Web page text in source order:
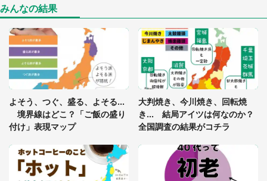
「閉所恐怖症の私は新幹線で大パニック。隣席の青
年に『手を繋いで』とお願いしたら...」 体験談に
8万人感動
グっちゃってた〝野生の野菜〟に6.5万人戦慄
かくれんぼの鬼が振り返ると...2歳娘が〝まさかの
姿〟に 父「2～3分探しました」
みんなの結果
よそう、つぐ、盛る、よそる...
境界線はどこ？「ご飯の盛り
付け」表現マップ
大判焼き、今川焼き、回転焼
き... 結局アイツは何なのか？
全国調査の結果がコチラ